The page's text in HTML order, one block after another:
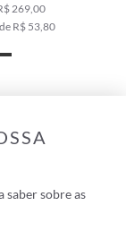
269,00
R$ 53,80
saber sobre as